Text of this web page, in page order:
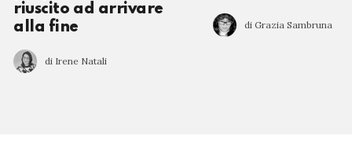
riuscito ad arrivare
alla fine
di Irene Natali
di Grazia Sambruna